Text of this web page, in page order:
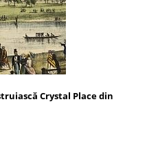
Crystal Place din